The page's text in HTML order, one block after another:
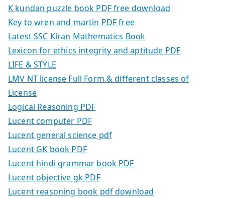
K kundan puzzle book PDF free download
Key to wren and martin PDF free
Latest SSC Kiran Mathematics Book
Lexicon for ethics integrity and aptitude PDF
LIFE & STYLE
LMV NT license Full Form & different classes of
License
Logical Reasoning PDF
Lucent computer PDF
Lucent general science pdf
Lucent GK book PDF
Lucent hindi grammar book PDF
Lucent objective gk PDF
Lucent reasoning book pdf download